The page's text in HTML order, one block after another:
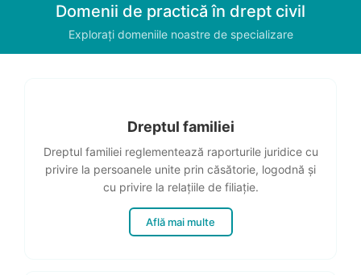
Domenii de practică în drept civil
Explorați domeniile noastre de specializare
Dreptul familiei
Dreptul familiei reglementează raporturile juridice cu
privire la persoanele unite prin căsătorie, logodnă și
cu privire la relațiile de filiație.
Află mai multe